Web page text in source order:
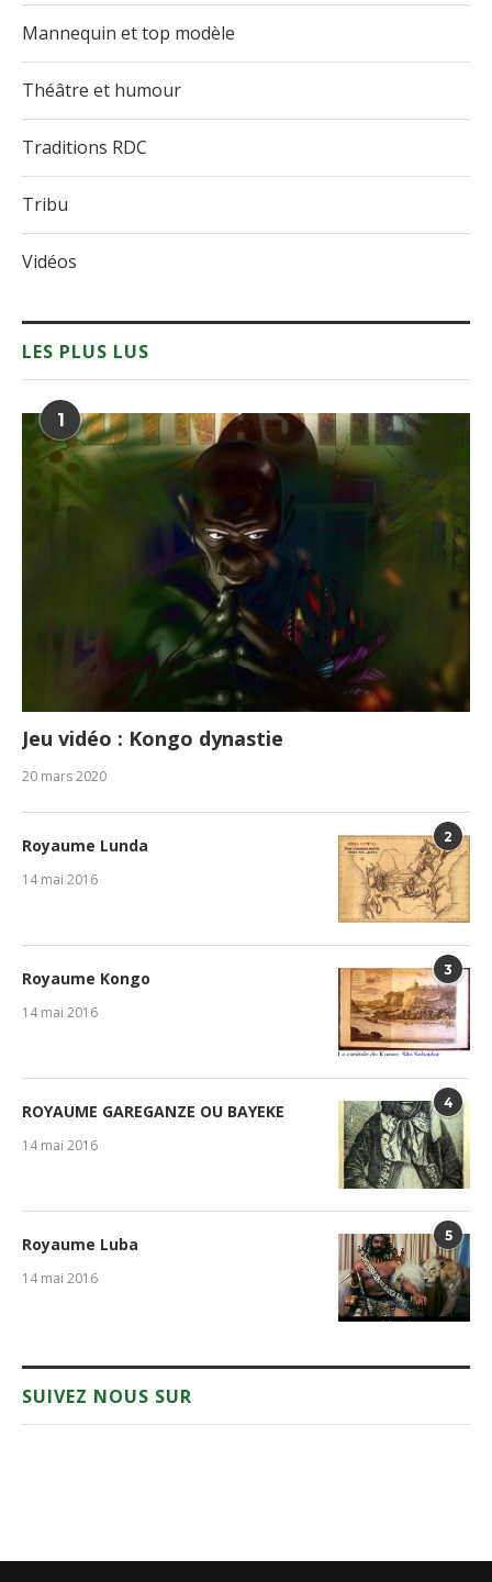
Mannequin et top modèle
Théâtre et humour
Traditions RDC
Tribu
Vidéos
LES PLUS LUS
1
Jeu vidéo : Kongo dynastie
20 mars 2020
2
Royaume Lunda
14 mai 2016
3
Royaume Kongo
14 mai 2016
4
ROYAUME GAREGANZE OU BAYEKE
14 mai 2016
5
Royaume Luba
14 mai 2016
SUIVEZ NOUS SUR